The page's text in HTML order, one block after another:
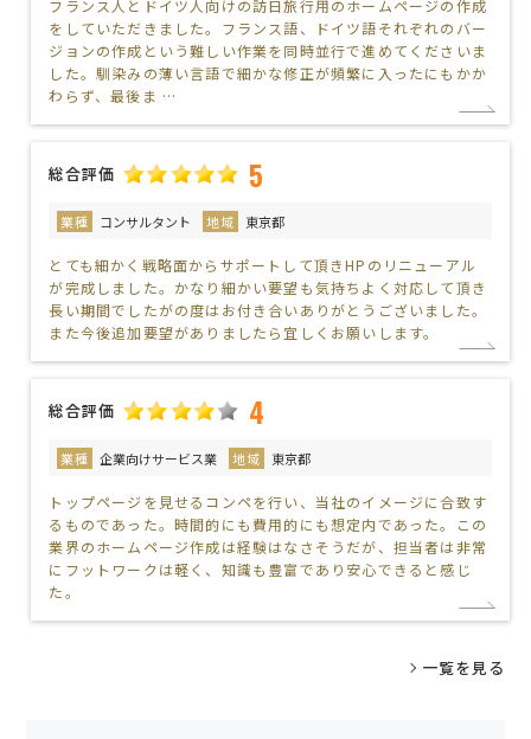
フランス人とドイツ人向けの訪日旅行用のホームページの作成
をしていただきました。フランス語、ドイツ語それぞれのバー
ジョンの作成という難しい作業を同時並行で進めてくださいま
した。馴染みの薄い言語で細かな修正が頻繁に入ったにもかか
わらず、最後ま …
総合評価 5
業種 コンサルタント 地域 東京都
とても細かく戦略面からサポートして頂きHPのリニューアル
が完成しました。かなり細かい要望も気持ちよく対応して頂き
長い期間でしたがの度はお付き合いありがとうございました。
また今後追加要望がありましたら宜しくお願いします。
総合評価 4
業種 企業向けサービス業 地域 東京都
トップページを見せるコンペを行い、当社のイメージに合致す
るものであった。時間的にも費用的にも想定内であった。この
業界のホームページ作成は経験はなさそうだが、担当者は非常
にフットワークは軽く、知識も豊富であり安心できると感じ
た。
一覧を見る